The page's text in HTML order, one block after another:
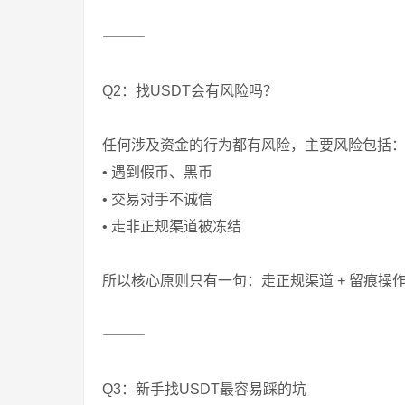
⸻
Q2：找USDT会有风险吗？
任何涉及资金的行为都有风险，主要风险包括：
• 遇到假币、黑币
• 交易对手不诚信
• 走非正规渠道被冻结
所以核心原则只有一句：走正规渠道 + 留痕操作
⸻
Q3：新手找USDT最容易踩的坑